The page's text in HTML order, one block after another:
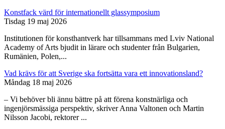
Konstfack värd för internationellt glassymposium
Tisdag 19 maj 2026
Institutionen för konsthantverk har tillsammans med Lviv National
Academy of Arts bjudit in lärare och studenter från Bulgarien,
Rumänien, Polen,...
Vad krävs för att Sverige ska fortsätta vara ett innovationsland?
Måndag 18 maj 2026
– Vi behöver bli ännu bättre på att förena konstnärliga och
ingenjörsmässiga perspektiv, skriver Anna Valtonen och Martin
Nilsson Jacobi, rektorer ...